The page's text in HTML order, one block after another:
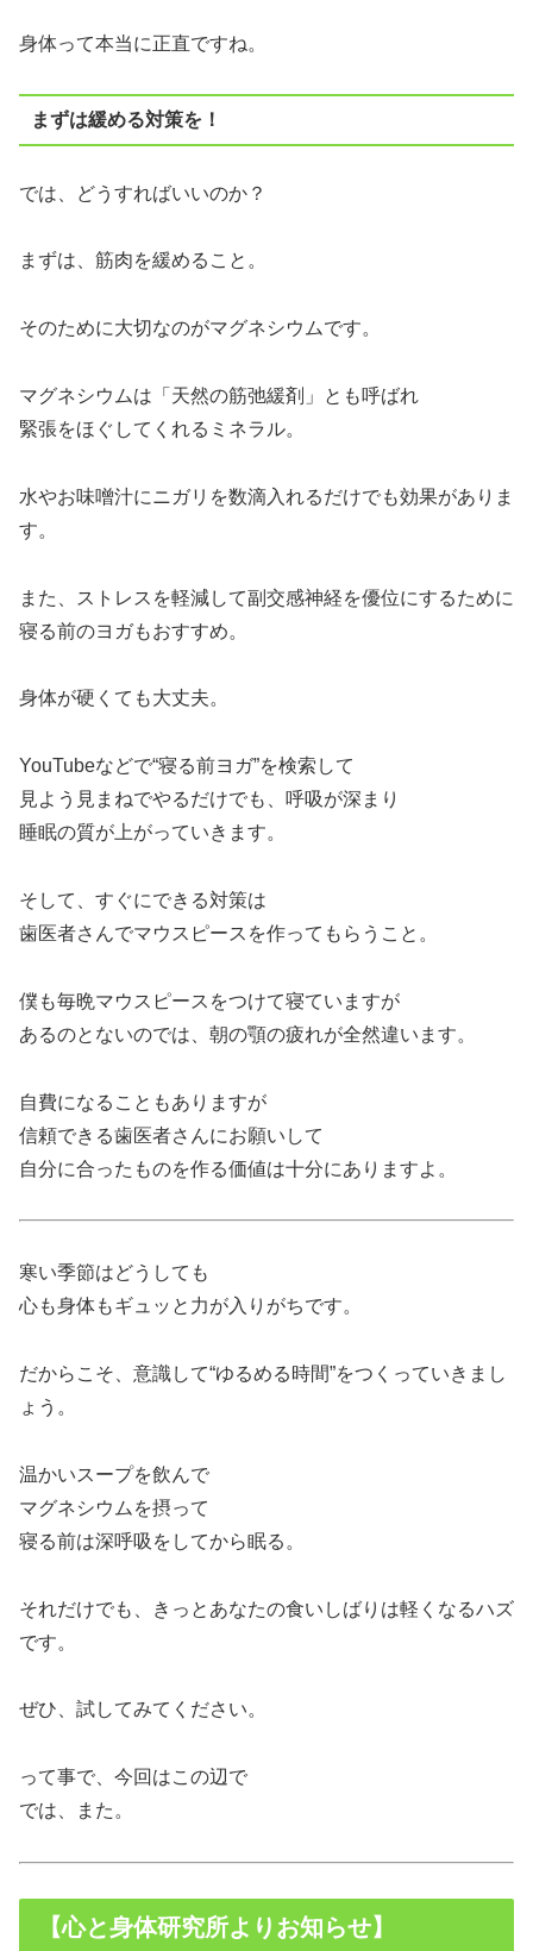
身体って本当に正直ですね。
まずは緩める対策を！
では、どうすればいいのか？
まずは、筋肉を緩めること。
そのために大切なのがマグネシウムです。
マグネシウムは「天然の筋弛緩剤」とも呼ばれ
緊張をほぐしてくれるミネラル。
水やお味噌汁にニガリを数滴入れるだけでも効果がありま
す。
また、ストレスを軽減して副交感神経を優位にするために
寝る前のヨガもおすすめ。
身体が硬くても大丈夫。
YouTubeなどで“寝る前ヨガ”を検索して
見よう見まねでやるだけでも、呼吸が深まり
睡眠の質が上がっていきます。
そして、すぐにできる対策は
歯医者さんでマウスピースを作ってもらうこと。
僕も毎晩マウスピースをつけて寝ていますが
あるのとないのでは、朝の顎の疲れが全然違います。
自費になることもありますが
信頼できる歯医者さんにお願いして
自分に合ったものを作る価値は十分にありますよ。
寒い季節はどうしても
心も身体もギュッと力が入りがちです。
だからこそ、意識して“ゆるめる時間”をつくっていきまし
ょう。
温かいスープを飲んで
マグネシウムを摂って
寝る前は深呼吸をしてから眠る。
それだけでも、きっとあなたの食いしばりは軽くなるハズ
です。
ぜひ、試してみてください。
って事で、今回はこの辺で
では、また。
【心と身体研究所よりお知らせ】